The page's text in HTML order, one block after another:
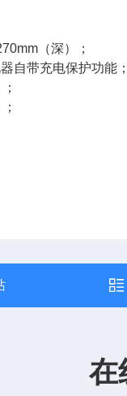
（深）；
自带充电保护功能；
在